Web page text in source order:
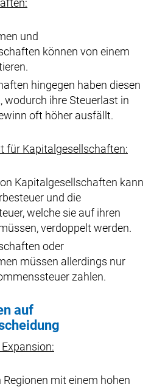
und
können von einem
hingegen haben diesen
wodurch ihre Steuerlast in
oft höher ausfällt.
für Kapitalgesellschaften:
Kapitalgesellschaften kann
und die
welche sie auf ihren
verdoppelt werden.
oder
müssen allerdings nur
zahlen.
auf
Regionen mit einem hohen